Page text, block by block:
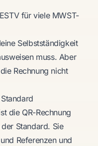
für viele MWST-
Selbstständigkeit
muss. Aber
Rechnung nicht
die QR-Rechnung
Standard. Sie
Referenzen und